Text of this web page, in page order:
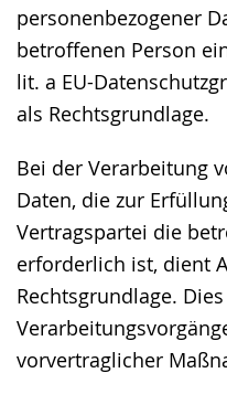
personenbezogener
betroffenen Person
lit. a EU-
als Rechtsgrundlage.
Bei der Verarbeitung
Daten, die zur
Vertragspartei die
erforderlich ist, dient
Rechtsgrundlage.
vorvertraglicher